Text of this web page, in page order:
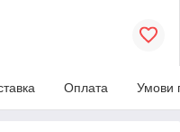
Оплата Умови